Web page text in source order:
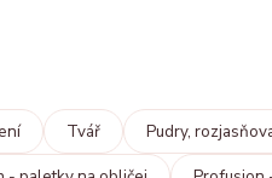
Tvář Pudry,